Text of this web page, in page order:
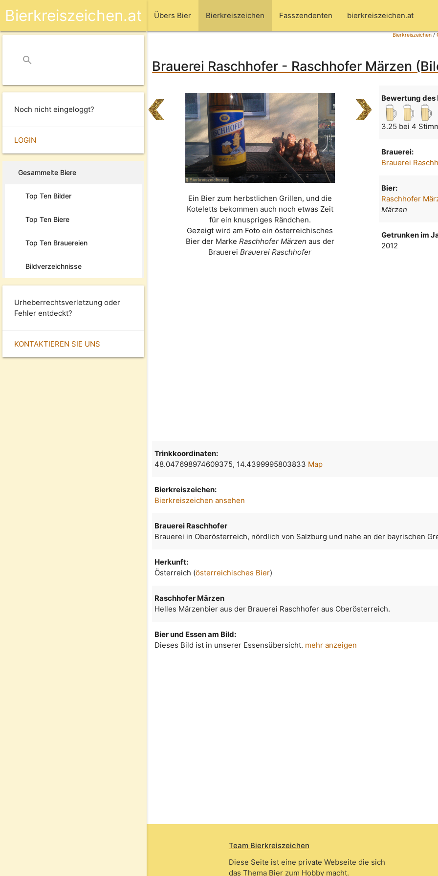
Übers Bier Bierkreiszeichen Fasszendenten bierkreiszeichen.at
Bierkreiszeichen.at
search
Noch nicht eingeloggt?
LOGIN
Gesammelte Biere
Top Ten Bilder
Top Ten Biere
Top Ten Brauereien
Bildverzeichnisse
Urheberrechtsverletzung oder
Fehler entdeckt?
KONTAKTIEREN SIE UNS
Bierkreiszeichen/
Brauerei Raschhofer - Raschhofer Märzen
Ein Bier zum herbstlichen Grillen, und die
Koteletts bekommen auch noch etwas Zeit
für ein knuspriges Rändchen.
Gezeigt wird am Foto ein österreichisches
Bier der Marke Raschhofer Märzen aus der
BrauereiBrauerei Raschhofer
Bewertung des
3.25 bei 4
Brauerei:
Brauerei
Bier:
Raschhofer
Märzen
Getrunken im
2012
Trinkkoordinaten:
48.047698974609375, 14.4399995803833 Map
Bierkreiszeichen:
Bierkreiszeichen ansehen
Brauerei Raschhofer
Brauerei in Oberösterreich, nördlich von Salzburg und nahe an der bayrischen
Herkunft:
Österreich (österreichisches Bier)
Raschhofer Märzen
Helles Märzenbier aus der Brauerei Raschhofer aus Oberösterreich.
Bier und Essen am Bild:
Dieses Bild ist in unserer Essensübersicht. mehr anzeigen
Team Bierkreiszeichen
Diese Seite ist eine private Webseite die sich
das Thema Bier zum Hobby macht.